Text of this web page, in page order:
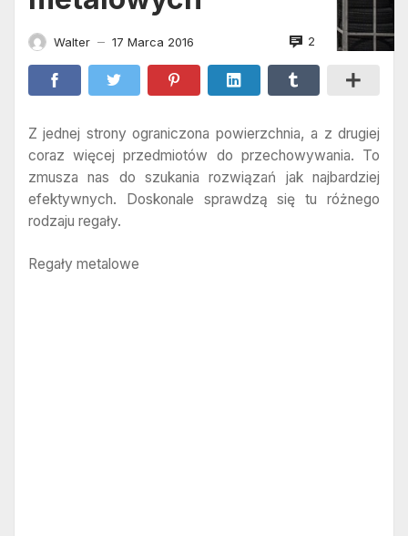
Walter — 17 Marca 2016 2
Z jednej strony ograniczona powierzchnia, a z drugiej
coraz więcej przedmiotów do przechowywania. To
zmusza nas do szukania rozwiązań jak najbardziej
efektywnych. Doskonale sprawdzą się tu różnego
rodzaju regały.
Regały metalowe